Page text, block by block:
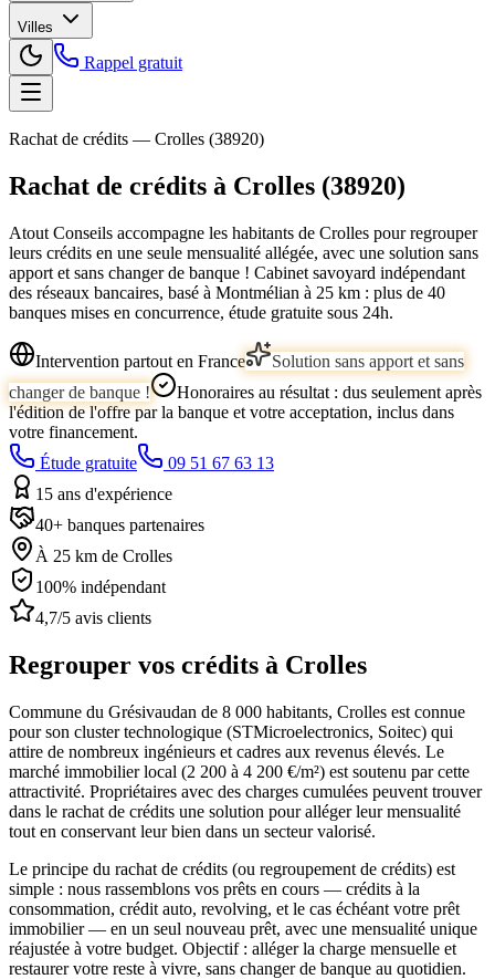
Villes
Rappel gratuit
Rachat de crédits — Crolles (38920)
Rachat de crédits à Crolles (38920)
Atout Conseils accompagne les habitants de Crolles pour regrouper
leurs crédits en une seule mensualité allégée, avec une solution sans
apport et sans changer de banque ! Cabinet savoyard indépendant
des réseaux bancaires, basé à Montmélian à 25 km : plus de 40
banques mises en concurrence, étude gratuite sous 24h.
Intervention partout en France
Solution sans apport et sans
changer de banque !
Honoraires au résultat : dus seulement après
l'édition de l'offre par la banque et votre acceptation, inclus dans
votre financement.
Étude gratuite
09 51 67 63 13
15 ans d'expérience
40+ banques partenaires
À 25 km de Crolles
100% indépendant
4,7/5 avis clients
Regrouper vos crédits à Crolles
Commune du Grésivaudan de 8 000 habitants, Crolles est connue
pour son cluster technologique (STMicroelectronics, Soitec) qui
attire de nombreux ingénieurs et cadres aux revenus élevés. Le
marché immobilier local (2 200 à 4 200 €/m²) est soutenu par cette
attractivité. Propriétaires avec des charges cumulées peuvent trouver
dans le rachat de crédits une solution pour alléger leur mensualité
tout en conservant leur bien dans un secteur valorisé.
Le principe du rachat de crédits (ou regroupement de crédits) est
simple : nous rassemblons vos prêts en cours — crédits à la
consommation, crédit auto, revolving, et le cas échéant votre prêt
immobilier — en un seul nouveau prêt, avec une mensualité unique
réajustée à votre budget. Objectif : alléger la charge mensuelle et
restaurer votre reste à vivre, sans changer de banque au quotidien.